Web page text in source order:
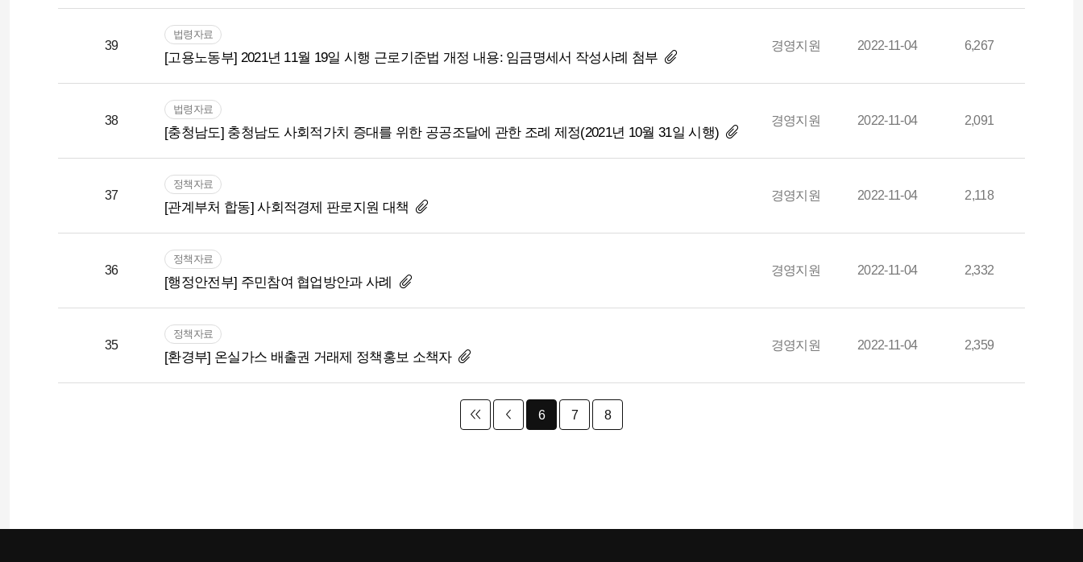
39
법령자료
[고용노동부] 2021년 11월 19일 시행 근로기준법 개정 내용: 임금명세서 작성사례 첨부
경영지원 2022-11-04 6,267
38
법령자료
[충청남도] 충청남도 사회적가치 증대를 위한 공공조달에 관한 조례 제정(2021년 10월 31일 시행)
경영지원 2022-11-04 2,091
37
정책자료
[관계부처 합동] 사회적경제 판로지원 대책
경영지원 2022-11-04 2,118
36
정책자료
[행정안전부] 주민참여 협업방안과 사례
경영지원 2022-11-04 2,332
35
정책자료
[환경부] 온실가스 배출권 거래제 정책홍보 소책자
경영지원 2022-11-04 2,359
6 7 8